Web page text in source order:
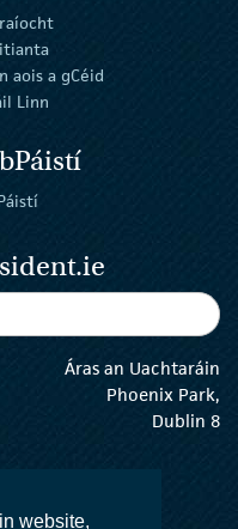
website,
aois a gCéid
Linn
Áras an Uachtaráin
Phoenix Park,
Dublin 8
Instagram
tUachtarán Facebook
An tUachtarán